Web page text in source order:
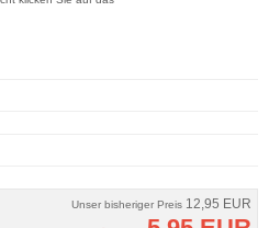
Unser bisheriger Preis 12,95 EUR